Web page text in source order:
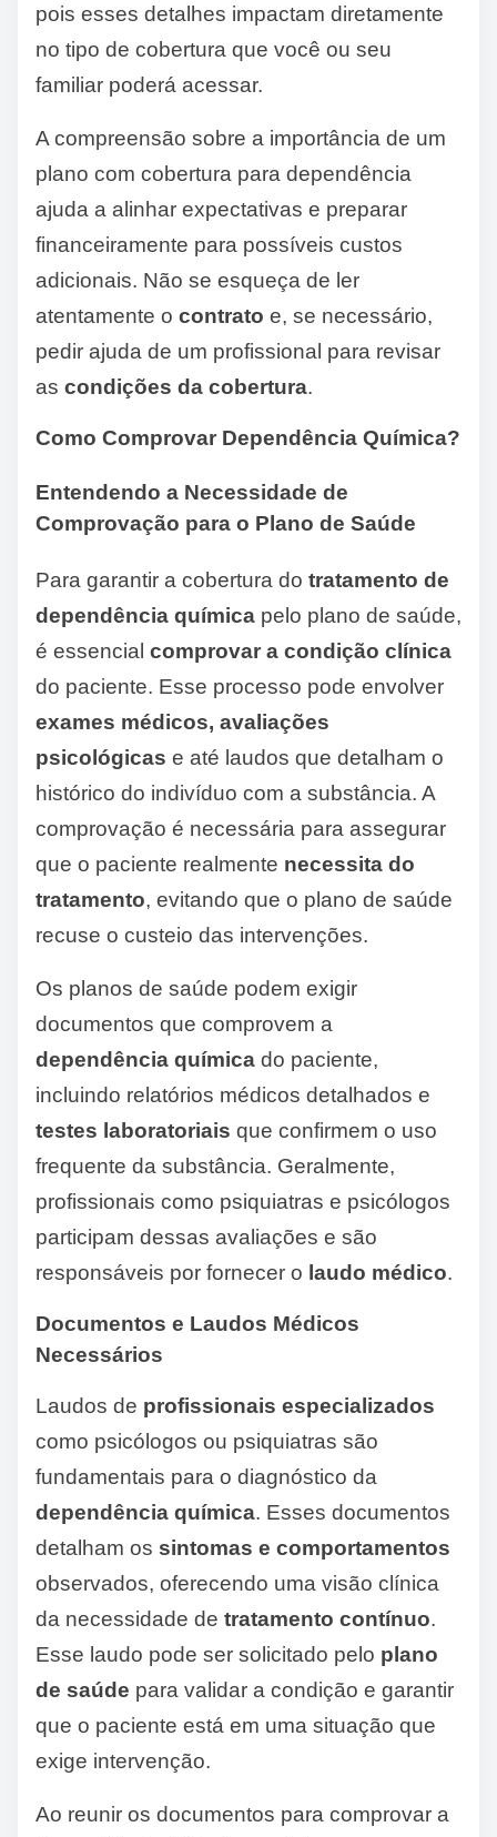
pois esses detalhes impactam diretamente
no tipo de cobertura que você ou seu
familiar poderá acessar.
A compreensão sobre a importância de um
plano com cobertura para dependência
ajuda a alinhar expectativas e preparar
financeiramente para possíveis custos
adicionais. Não se esqueça de ler
atentamente o contrato e, se necessário,
pedir ajuda de um profissional para revisar
as condições da cobertura.
Como Comprovar Dependência Química?
Entendendo a Necessidade de
Comprovação para o Plano de Saúde
Para garantir a cobertura do tratamento de
dependência química pelo plano de saúde,
é essencial comprovar a condição clínica
do paciente. Esse processo pode envolver
exames médicos, avaliações
psicológicas e até laudos que detalham o
histórico do indivíduo com a substância. A
comprovação é necessária para assegurar
que o paciente realmente necessita do
tratamento, evitando que o plano de saúde
recuse o custeio das intervenções.
Os planos de saúde podem exigir
documentos que comprovem a
dependência química do paciente,
incluindo relatórios médicos detalhados e
testes laboratoriais que confirmem o uso
frequente da substância. Geralmente,
profissionais como psiquiatras e psicólogos
participam dessas avaliações e são
responsáveis por fornecer o laudo médico.
Documentos e Laudos Médicos
Necessários
Laudos de profissionais especializados
como psicólogos ou psiquiatras são
fundamentais para o diagnóstico da
dependência química. Esses documentos
detalham os sintomas e comportamentos
observados, oferecendo uma visão clínica
da necessidade de tratamento contínuo.
Esse laudo pode ser solicitado pelo plano
de saúde para validar a condição e garantir
que o paciente está em uma situação que
exige intervenção.
Ao reunir os documentos para comprovar a